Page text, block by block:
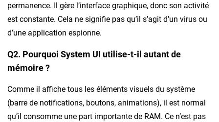
permanence. Il gère l’interface graphique, donc son activité
est constante. Cela ne signifie pas qu’il s’agit d’un virus ou
d’une application espionne.
Q2. Pourquoi System UI utilise-t-il autant de
mémoire ?
Comme il affiche tous les éléments visuels du système
(barre de notifications, boutons, animations), il est normal
qu’il consomme une part importante de RAM. Ce n’est pas